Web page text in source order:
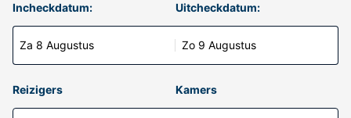
Incheckdatum:
Za 8 Augustus
Uitcheckdatum:
Zo 9 Augustus
Reizigers Kamers